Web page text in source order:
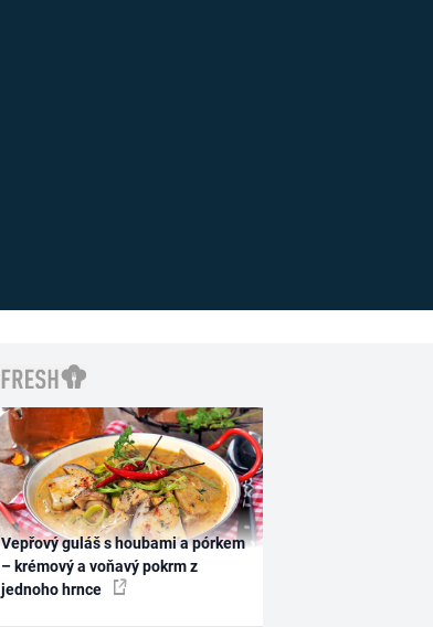
Vepřový guláš s houbami a pórkem
– krémový a voňavý pokrm z
jednoho hrnce